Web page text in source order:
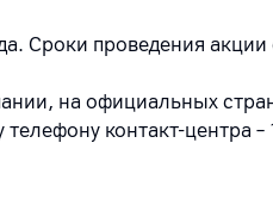
Сроки проведения
на официальных
контакт-центра –